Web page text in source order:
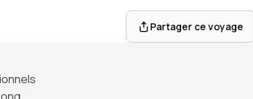
Partager ce voyage